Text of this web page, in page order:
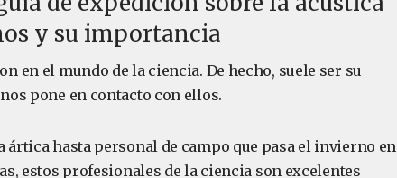
y su importancia
en el mundo de la ciencia. De hecho, suele ser su
pone en contacto con ellos.
hasta personal de campo que pasa el invierno en
estos profesionales de la ciencia son excelentes